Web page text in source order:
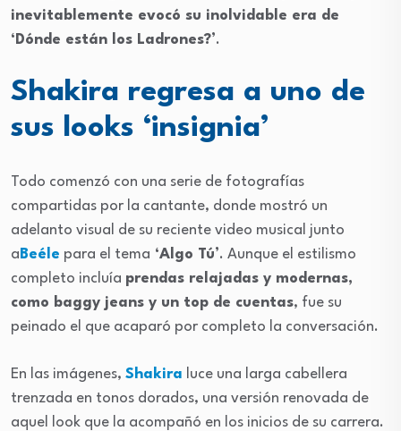
inevitablemente evocó su inolvidable era de
‘Dónde están los Ladrones?’.
Shakira regresa a uno de
sus looks ‘insignia’
Todo comenzó con una serie de fotografías
compartidas por la cantante, donde mostró un
adelanto visual de su reciente video musical junto
a Beéle para el tema ‘Algo Tú’. Aunque el estilismo
completo incluía prendas relajadas y modernas,
como baggy jeans y un top de cuentas, fue su
peinado el que acaparó por completo la conversación.
En las imágenes, Shakira luce una larga cabellera
trenzada en tonos dorados, una versión renovada de
aquel look que la acompañó en los inicios de su carrera.